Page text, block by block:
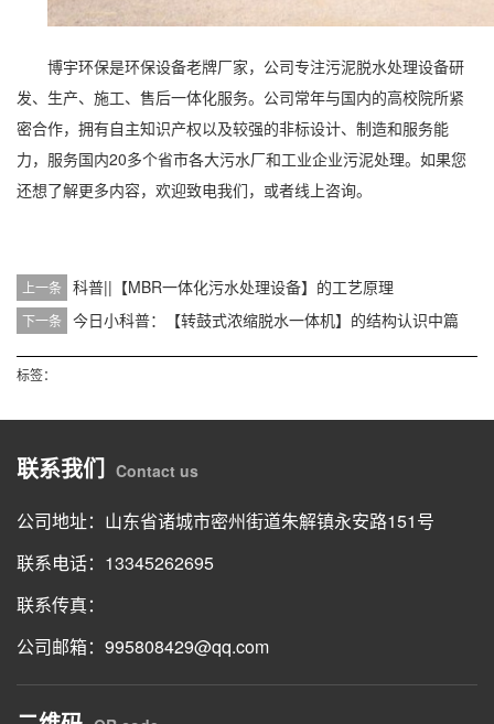
博宇环保是环保设备老牌厂家，公司专注污泥脱水处理设备研
发、生产、施工、售后一体化服务。公司常年与国内的高校院所紧
密合作，拥有自主知识产权以及较强的非标设计、制造和服务能
力，服务国内20多个省市各大污水厂和工业企业污泥处理。如果您
还想了解更多内容，欢迎致电我们，或者线上咨询。
上一条 科普||【MBR一体化污水处理设备】的工艺原理
下一条 今日小科普：【转鼓式浓缩脱水一体机】的结构认识中篇
标签：
联系我们 Contact us
公司地址：山东省诸城市密州街道朱解镇永安路151号
联系电话：13345262695
联系传真：
公司邮箱：995808429@qq.com